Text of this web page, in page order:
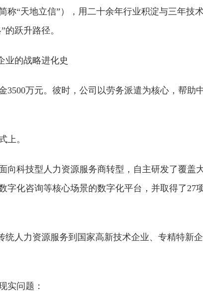
称“天地立信”），用二十余年行业积淀与三年技
跃升路径。
业的战略进化史
3500万元。彼时，公司以劳务派遣为核心，帮助
上。
向科技型人力资源服务商转型，自主研发了覆盖
字化咨询等核心场景的数字化平台，并取得了27
统人力资源服务到国家高新技术企业、专精特新企
实问题：